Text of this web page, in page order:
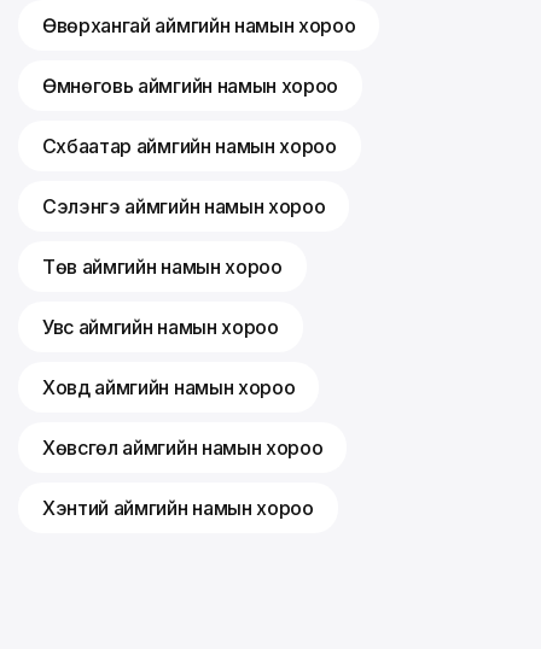
Өвөрхангай аймгийн намын хороо
Өмнөговь аймгийн намын хороо
Сүхбаатар аймгийн намын хороо
Сэлэнгэ аймгийн намын хороо
Төв аймгийн намын хороо
Увс аймгийн намын хороо
Ховд аймгийн намын хороо
Хөвсгөл аймгийн намын хороо
Хэнтий аймгийн намын хороо